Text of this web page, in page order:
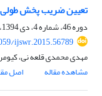
تعیین ضریب پخش طولی
دوره 46، شماره 4، دی 1394، صفحه
ijswr.2015.56789
مهدی محمدی قلعه نی،
مشاهده مقاله
اصل